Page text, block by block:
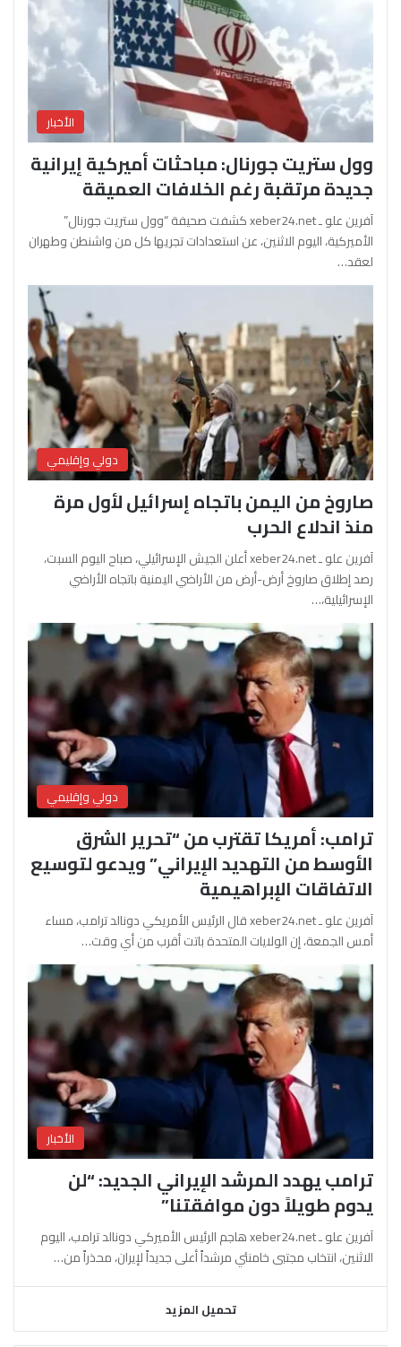
الأخبار
وول ستريت جورنال: مباحثات أميركية إيرانية
جديدة مرتقبة رغم الخلافات العميقة
آفرين علو ـ xeber24.net كشفت صحيفة “وول ستريت جورنال”
الأميركية، اليوم الاثنين، عن استعدادات تجريها كل من واشنطن وطهران
لعقد…
دولي وإقليمي
صاروخ من اليمن باتجاه إسرائيل لأول مرة
منذ اندلاع الحرب
آفرين علو ـ xeber24.net أعلن الجيش الإسرائيلي، صباح اليوم السبت،
رصد إطلاق صاروخ أرض-أرض من الأراضي اليمنية باتجاه الأراضي
الإسرائيلية،…
دولي وإقليمي
ترامب: أمريكا تقترب من “تحرير الشرق
الأوسط من التهديد الإيراني” ويدعو لتوسيع
الاتفاقات الإبراهيمية
آفرين علو ـ xeber24.net قال الرئيس الأمريكي دونالد ترامب، مساء
أمس الجمعة، إن الولايات المتحدة باتت أقرب من أي وقت…
الأخبار
ترامب يهدد المرشد الإيراني الجديد: “لن
يدوم طويلاً دون موافقتنا”
آفرين علو ـ xeber24.net هاجم الرئيس الأميركي دونالد ترامب، اليوم
الاثنين، انتخاب مجتبى خامنئي مرشداً أعلى جديداً لإيران، محذراً من…
تحميل المزيد